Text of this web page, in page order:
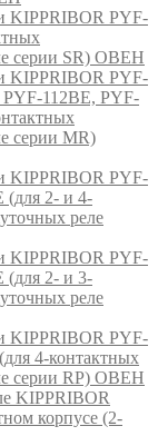
KIPPRIBOR PYF-
серии SR) ОВЕН
KIPPRIBOR PYF-
112BE, PYF-
серии MR)
KIPPRIBOR PYF-
(для 2- и 4-
реле
KIPPRIBOR PYF-
(для 2- и 3-
реле
KIPPRIBOR PYF-
4-контактных
серии RP) ОВЕН
KIPPRIBOR
корпусе (2-